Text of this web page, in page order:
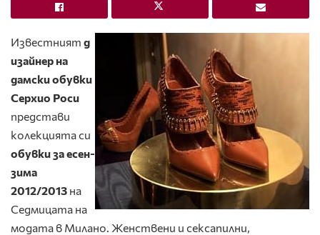
Известният д
изайнер на
дамски обувки
Серхио Роси
представи
колекцията си
обувки за есен-
зима
2012/2013 на
Седмицата на
модата в Милано. Женствени и сексапилни,